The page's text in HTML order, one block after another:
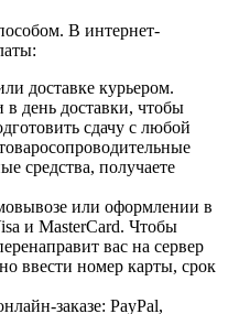
В интернет-
доставке курьером.
в день доставки, чтобы
сдачу с любой
средства, получаете
или оформлении в
и MasterCard. Чтобы
вас на сервер
ввести номер карты, срок
заказе: PayPal,